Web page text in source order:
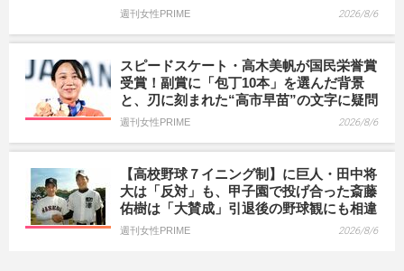
週刊女性PRIME 2026/8/6
スピードスケート・高木美帆が国民栄誉賞
受賞！副賞に「包丁10本」を選んだ背景
と、刃に刻まれた“高市早苗”の文字に疑問
週刊女性PRIME 2026/8/6
【高校野球７イニング制】に巨人・田中将
大は「反対」も、甲子園で投げ合った斎藤
佑樹は「大賛成」引退後の野球観にも相違
週刊女性PRIME 2026/8/6